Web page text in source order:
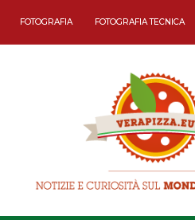
FOTOGRAFIA FOTOGRAFIA TECNICA